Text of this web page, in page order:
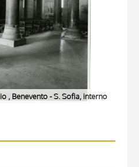
, Benevento - S. Sofia, interno